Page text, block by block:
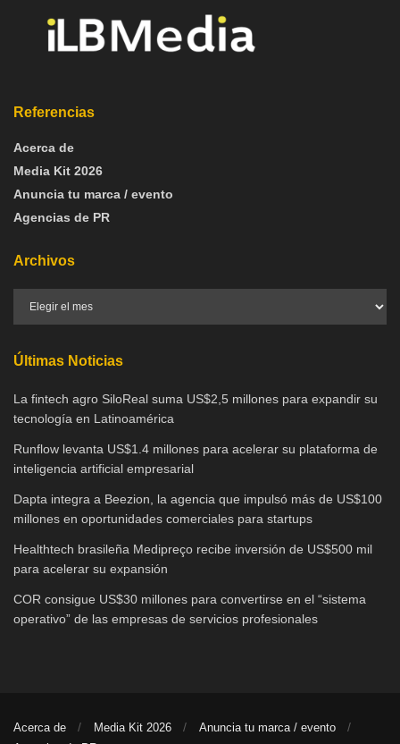
Referencias
Acerca de
Media Kit 2026
Anuncia tu marca / evento
Agencias de PR
Archivos
Últimas Noticias
La fintech agro SiloReal suma US$2,5 millones para expandir su
tecnología en Latinoamérica
Runflow levanta US$1.4 millones para acelerar su plataforma de
inteligencia artificial empresarial
Dapta integra a Beezion, la agencia que impulsó más de US$100
millones en oportunidades comerciales para startups
Healthtech brasileña Medipreço recibe inversión de US$500 mil
para acelerar su expansión
COR consigue US$30 millones para convertirse en el “sistema
operativo” de las empresas de servicios profesionales
Acerca de Media Kit 2026
Anuncia tu marca / evento